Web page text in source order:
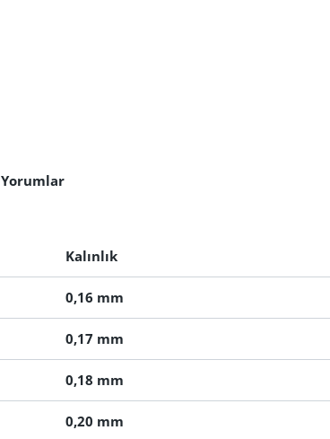
Yorumlar
Kalınlık
0,16 mm
0,17 mm
0,18 mm
0,20 mm